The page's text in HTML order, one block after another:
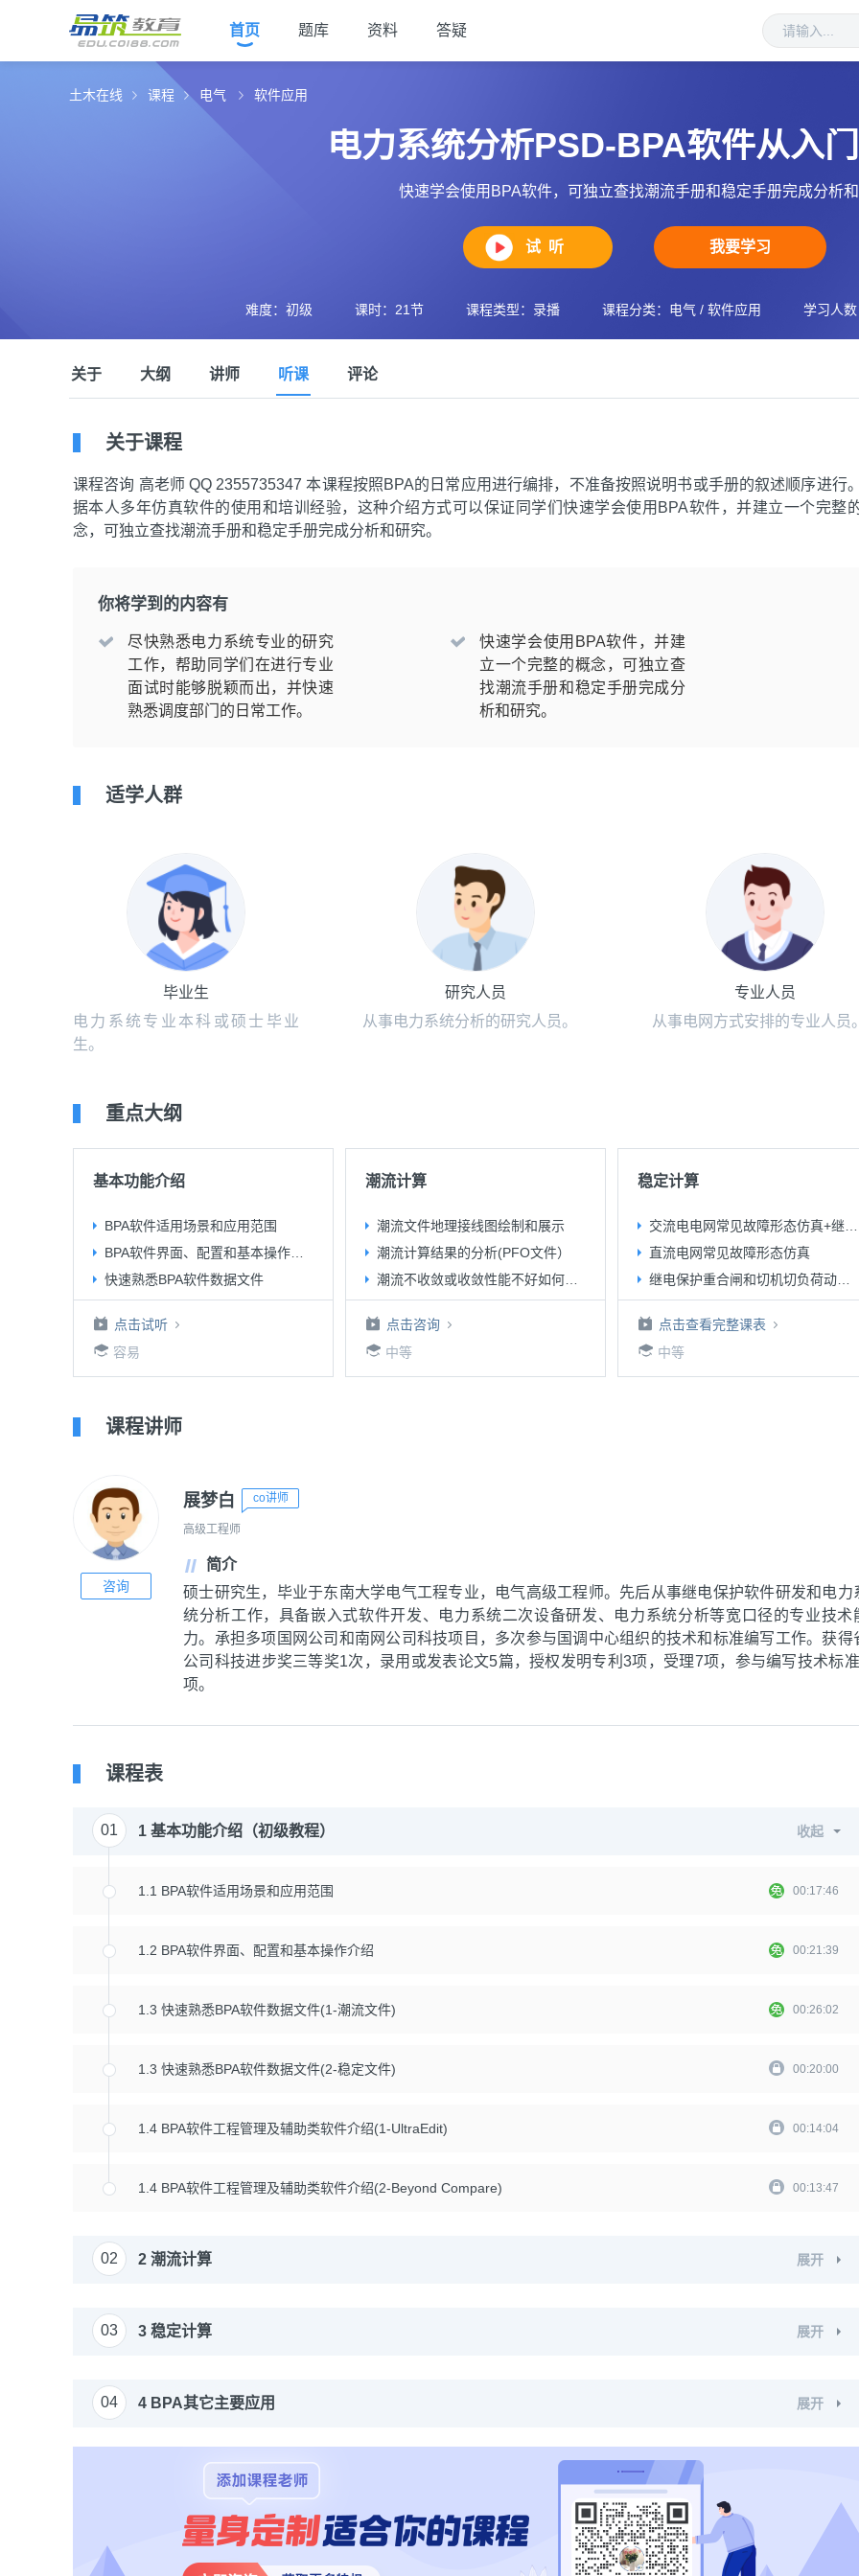
首页 题库 资料 答疑
土木在线 课程 电气 软件应用
电力系统分析PSD-BPA软件从入
快速学会使用BPA软件，可独立查找潮流手册和稳定手册完成分析
试 听 我要学习
难度：初级 课时：21节 课程类型：录播 课程分类：电气 / 软件应用 学习人
关于 大纲 讲师 听课 评论
关于课程
课程咨询 高老师 QQ 2355735347 本课程按照BPA的日常应用进行编排，不准备按照说明书或手册的叙述顺序进行
据本人多年仿真软件的使用和培训经验，这种介绍方式可以保证同学们快速学会使用BPA软件，并建立一个完整
念，可独立查找潮流手册和稳定手册完成分析和研究。
你将学到的内容有
尽快熟悉电力系统专业的研究
工作，帮助同学们在进行专业
面试时能够脱颖而出，并快速
熟悉调度部门的日常工作。
快速学会使用BPA软件，并建
立一个完整的概念，可独立查
找潮流手册和稳定手册完成分
析和研究。
适学人群
毕业生
电力系统专业本科或硕士毕业
生。
研究人员
从事电力系统分析的研究人员。
专业人员
从事电网方式安排的专业人员
重点大纲
基本功能介绍
BPA软件适用场景和应用范围
快速熟悉BPA软件数据文件
点击试听
容易
潮流计算
潮流文件地理接线图绘制和展示
潮流计算结果的分析(PFO文件）
点击咨询
中等
稳定计算
直流电网常见故障形态仿真
点击查看完整课表
中等
课程讲师
咨询
展梦白 co讲师
高级工程师
简介
硕士研究生，毕业于东南大学电气工程专业，电气高级工程师。先后从事继电保护软件研发和电力
统分析工作，具备嵌入式软件开发、电力系统二次设备研发、电力系统分析等宽口径的专业技术
力。承担多项国网公司和南网公司科技项目，多次参与国调中心组织的技术和标准编写工作。获得
公司科技进步奖三等奖1次，录用或发表论文5篇，授权发明专利3项，受理7项，参与编写技术标
项。
课程表
01 1 基本功能介绍（初级教程） 收起
1.1 BPA软件适用场景和应用范围 00:17:46
1.2 BPA软件界面、配置和基本操作介绍 00:21:39
1.3 快速熟悉BPA软件数据文件(1-潮流文件) 00:26:02
1.3 快速熟悉BPA软件数据文件(2-稳定文件) 00:20:00
1.4 BPA软件工程管理及辅助类软件介绍(1-UltraEdit) 00:14:04
1.4 BPA软件工程管理及辅助类软件介绍(2-Beyond Compare) 00:13:47
02 2 潮流计算 展开
03 3 稳定计算 展开
04 4 BPA其它主要应用 展开